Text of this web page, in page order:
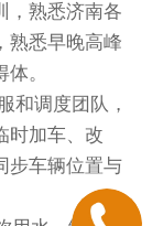
，熟悉济南各
熟悉早晚高峰
。
和调度团队，
时加车、改
步车辆位置与